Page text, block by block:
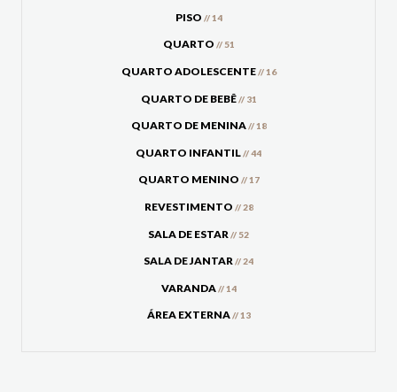
PISO // 14
QUARTO // 51
QUARTO ADOLESCENTE// 16
QUARTO DE BEBÊ// 31
QUARTO DE MENINA// 18
QUARTO INFANTIL// 44
QUARTO MENINO // 17
REVESTIMENTO // 28
SALA DE ESTAR // 52
SALA DE JANTAR// 24
VARANDA// 14
ÁREA EXTERNA// 13